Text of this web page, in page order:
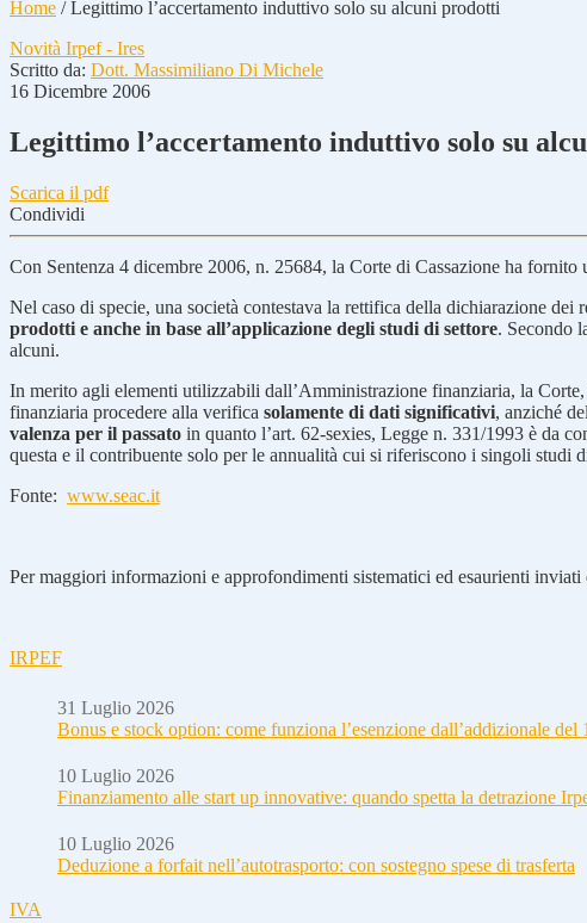
Home /Legittimo l’accertamento induttivo solo su alcuni prodotti
Novità Irpef - Ires
Scritto da: Dott. Massimiliano Di Michele
16 Dicembre 2006
Legittimo l’accertamento induttivo solo su
Scarica il pdf
Condividi
Con Sentenza 4 dicembre 2006, n. 25684, la Corte di Cassazione ha fornito
Nel caso di specie, una società contestava la rettifica della dichiarazione
prodotti e anche in base all’applicazione degli studi di settore. Secondo
alcuni.
In merito agli elementi utilizzabili dall’Amministrazione finanziaria, la
finanziaria procedere alla verifica solamente di dati significativi, anziché
valenza per il passato in quanto l’art. 62-sexies, Legge n. 331/1993 è da
questa e il contribuente solo per le annualità cui si riferiscono i singoli studi
Fonte: www.seac.it
Per maggiori informazioni e approfondimenti sistematici ed esaurienti inviati
IRPEF
31 Luglio 2026
Bonus e stock option: come funziona l’esenzione dall’addizionale del
10 Luglio 2026
Finanziamento alle start up innovative: quando spetta la detrazione
10 Luglio 2026
Deduzione a forfait nell’autotrasporto: con sostegno spese di trasferta
IVA